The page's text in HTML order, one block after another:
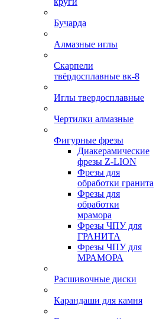
Бучарда
Алмазные иглы
Скарпели
твёрдосплавные вк-8
Иглы твердосплавные
Чертилки алмазные
Фигурные фрезы
Диакерамические
фрезы Z-LION
Фрезы для
обработки гранита
Фрезы для
обработки
мрамора
Фрезы ЧПУ для
ГРАНИТА
Фрезы ЧПУ для
МРАМОРА
Расшивочные диски
Карандаши для камня